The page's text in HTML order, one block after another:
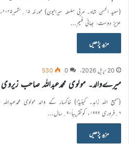
عزیز دوست، بھائی فہیم…
مزید پڑھیں
20 اپریل 2026ء 0
530
میرےوالد۔ مولوی محمدعبداللہ صاحب زیروی
(سمیع اللہ زاہد۔ کینیڈا) خاکسار کے والد مولوی
۶؍فروری ۱۹۹۹ء کوتقریباً۹۰؍سال…
مزید پڑھیں